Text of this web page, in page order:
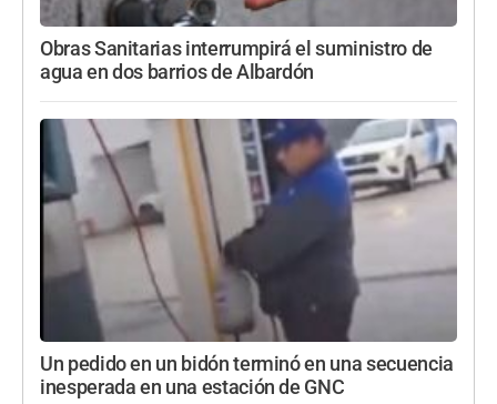
Obras Sanitarias interrumpirá el suministro de
agua en dos barrios de Albardón
Un pedido en un bidón terminó en una secuencia
inesperada en una estación de GNC